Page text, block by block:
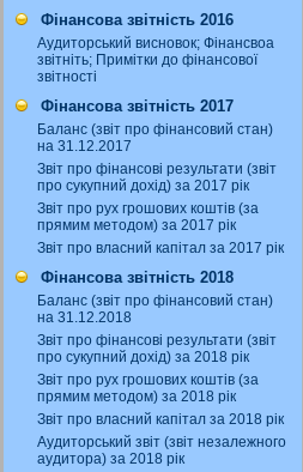
Фінансова звітність 2016
Аудиторський висновок; Фінансвоа
звітніть; Примітки до фінансової
звітності
Фінансова звітність 2017
Баланс (звіт про фінансовий стан)
на 31.12.2017
Звіт про фінансові результати (звіт
про сукупний дохід) за 2017 рік
Звіт про рух грошових коштів (за
прямим методом) за 2017 рік
Звіт про власний капітал за 2017 рік
Фінансова звітність 2018
Баланс (звіт про фінансовий стан)
на 31.12.2018
Звіт про фінансові результати (звіт
про сукупний дохід) за 2018 рік
Звіт про рух грошових коштів (за
прямим методом) за 2018 рік
Звіт про власний капітал за 2018 рік
Аудиторський звіт (звіт незалежного
аудитора) за 2018 рік